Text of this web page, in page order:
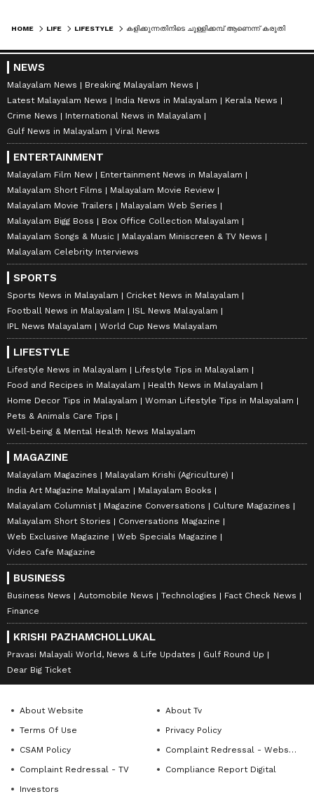
HOME LIFE LIFESTYLE
NEWS
Malayalam News
Breaking Malayalam News
Latest Malayalam News
India News in Malayalam
Kerala News
Crime News
International News in Malayalam
Gulf News in Malayalam
Viral News
ENTERTAINMENT
Malayalam Film New
Entertainment News in Malayalam
Malayalam Short Films
Malayalam Movie Review
Malayalam Movie Trailers
Malayalam Web Series
Malayalam Bigg Boss
Box Office Collection Malayalam
Malayalam Songs & Music
Malayalam Miniscreen & TV News
Malayalam Celebrity Interviews
SPORTS
Sports News in Malayalam
Cricket News in Malayalam
Football News in Malayalam
ISL News Malayalam
IPL News Malayalam
World Cup News Malayalam
LIFESTYLE
Lifestyle News in Malayalam
Lifestyle Tips in Malayalam
Food and Recipes in Malayalam
Health News in Malayalam
Home Decor Tips in Malayalam
Woman Lifestyle Tips in Malayalam
Pets & Animals Care Tips
Well-being & Mental Health News Malayalam
MAGAZINE
Malayalam Magazines
Malayalam Krishi (Agriculture)
India Art Magazine Malayalam
Malayalam Books
Malayalam Columnist
Magazine Conversations
Culture Magazines
Malayalam Short Stories
Conversations Magazine
Web Exclusive Magazine
Web Specials Magazine
Video Cafe Magazine
BUSINESS
Business News Automobile News Technologies
Fact Check News
Finance
KRISHI PAZHAMCHOLLUKAL
Pravasi Malayali World, News & Life Updates
Gulf Round Up
Dear Big Ticket
About Website
About Tv
Terms Of Use
Privacy Policy
CSAM Policy
Complaint Redressal - Website
Complaint Redressal - TV
Compliance Report Digital
Investors